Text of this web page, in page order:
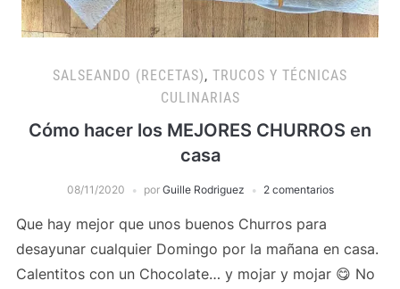
SALSEANDO (RECETAS), TRUCOS Y TÉCNICAS
CULINARIAS
Cómo hacer los MEJORES CHURROS en
casa
08/11/2020 por Guille Rodriguez 2 comentarios
Que hay mejor que unos buenos Churros para
desayunar cualquier Domingo por la mañana en casa.
Calentitos con un Chocolate… y mojar y mojar 😋 No